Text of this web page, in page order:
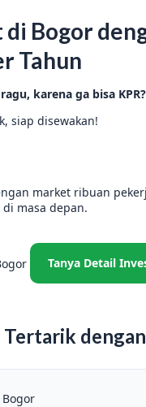
Bogor
Tahun
karena ga bisa KPR?
siap disewakan!
market ribuan
masa depan.
Tanya Detail